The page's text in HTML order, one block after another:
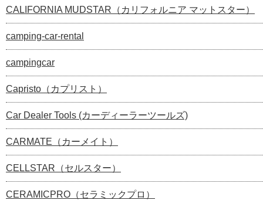
CALIFORNIA MUDSTAR（カリフォルニア マットスター）
camping-car-rental
campingcar
Capristo（カプリスト）
Car Dealer Tools (カーディーラーツールズ)
CARMATE（カーメイト）
CELLSTAR（セルスター）
CERAMICPRO（セラミックプロ）